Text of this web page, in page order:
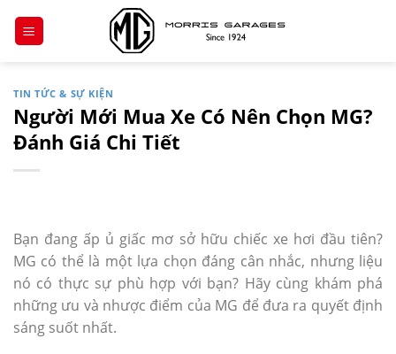
đến
TIN TỨC & SỰ KIỆN
Người Mới Mua Xe Có Nên Chọn MG?
Đánh Giá Chi Tiết
Bạn đang ấp ủ giấc mơ sở hữu chiếc xe hơi đầu tiên?
MG có thể là một lựa chọn đáng cân nhắc, nhưng liệu
nó có thực sự phù hợp với bạn? Hãy cùng khám phá
những ưu và nhược điểm của MG để đưa ra quyết định
sáng suốt nhất.